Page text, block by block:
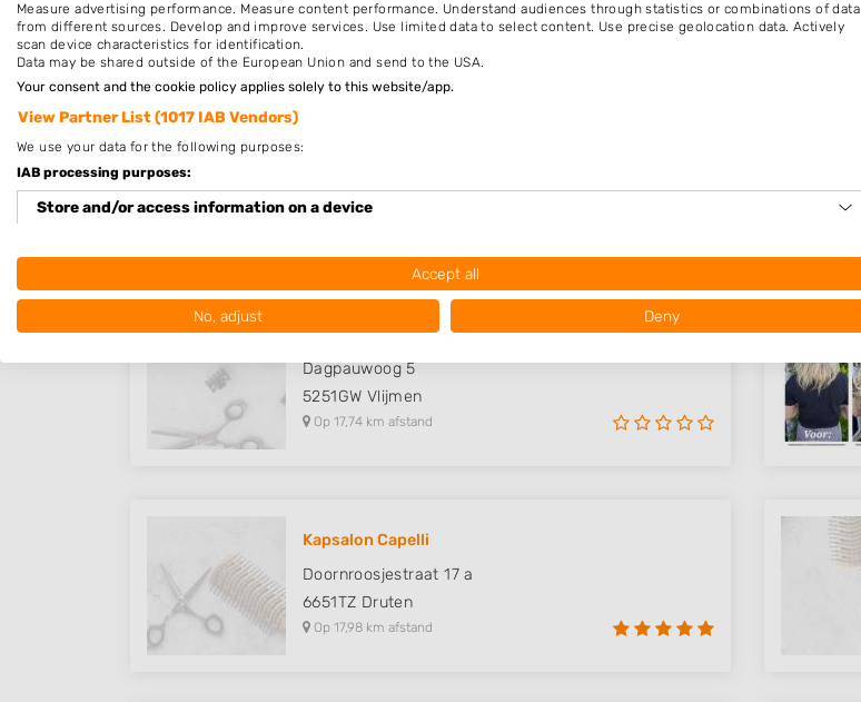
Op 16,79 km afstand
3961HB Wijk bij Duurstede
Op 17,06 km afstand
Hair by Mandy
Dagpauwoog 5
5251GW Vlijmen
Op 17,74 km afstand
Kapsalon Capelli
Doornroosjestraat 17 a
6651TZ Druten
Op 17,98 km afstand
Measure advertising performance. Measure content performance. Understand audiences through statistics or combinations of data
from different sources. Develop and improve services. Use limited data to select content. Use precise geolocation data. Actively
scan device characteristics for identification.
Data may be shared outside of the European Union and send to the USA.
Your consent and the cookie policy applies solely to this website/app.
View Partner List (1017 IAB Vendors)
We use your data for the following purposes:
IAB processing purposes:
Store and/or access information on a device
Create profiles for personalised advertising
Create profiles to personalise content
Use profiles to select personalised content
Understand audiences through statistics or combinations of data from different
Develop and improve services
Accept all
No, adjust Deny